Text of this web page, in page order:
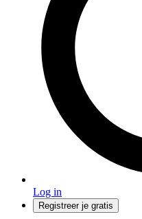
Log in
Registreer je gratis